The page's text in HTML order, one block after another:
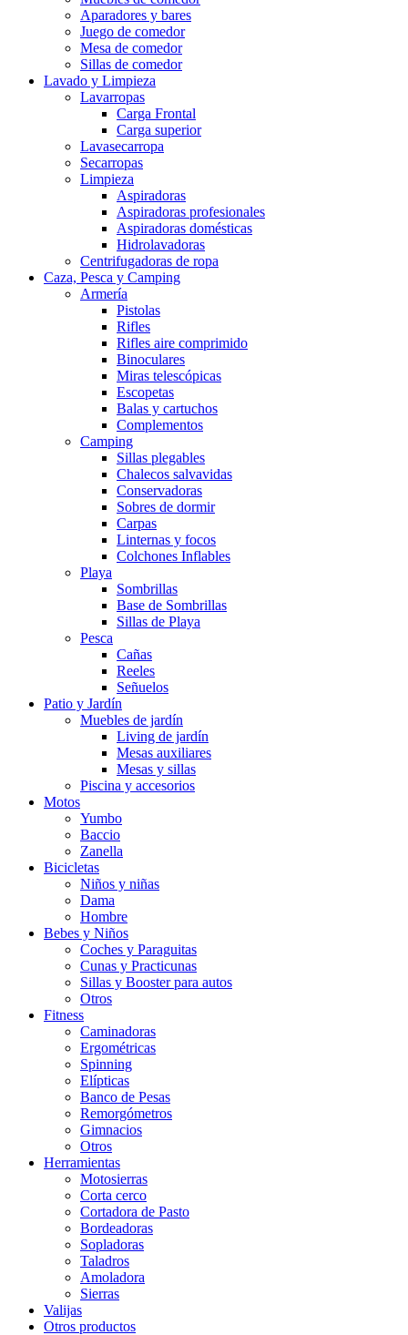
Aparadores y bares
Juego de comedor
Mesa de comedor
Sillas de comedor
Lavado y Limpieza
Lavarropas
Carga Frontal
Carga superior
Lavasecarropa
Secarropas
Limpieza
Aspiradoras
Aspiradoras profesionales
Aspiradoras domésticas
Hidrolavadoras
Centrifugadoras de ropa
Caza, Pesca y Camping
Armería
Pistolas
Rifles
Rifles aire comprimido
Binoculares
Miras telescópicas
Escopetas
Balas y cartuchos
Complementos
Camping
Sillas plegables
Chalecos salvavidas
Conservadoras
Sobres de dormir
Carpas
Linternas y focos
Colchones Inflables
Playa
Sombrillas
Base de Sombrillas
Sillas de Playa
Pesca
Cañas
Reeles
Señuelos
Patio y Jardín
Muebles de jardín
Living de jardín
Mesas auxiliares
Mesas y sillas
Piscina y accesorios
Motos
Yumbo
Baccio
Zanella
Bicicletas
Niños y niñas
Dama
Hombre
Bebes y Niños
Coches y Paraguitas
Cunas y Practicunas
Sillas y Booster para autos
Otros
Fitness
Caminadoras
Ergométricas
Spinning
Elípticas
Banco de Pesas
Remorgómetros
Gimnacios
Otros
Herramientas
Motosierras
Corta cerco
Cortadora de Pasto
Bordeadoras
Sopladoras
Taladros
Amoladora
Sierras
Valijas
Otros productos